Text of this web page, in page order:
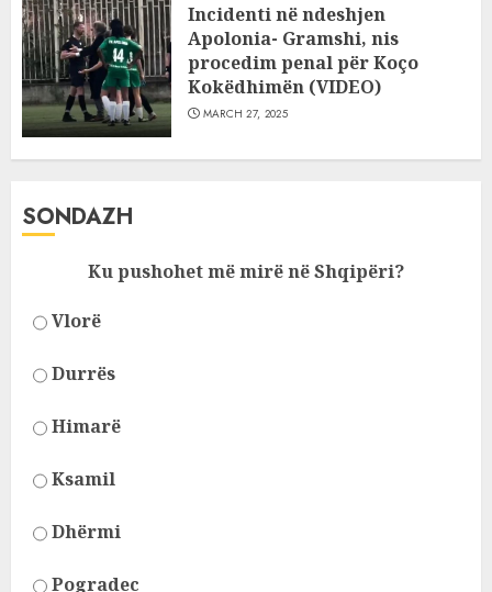
Incidenti në ndeshjen
Apolonia- Gramshi, nis
procedim penal për Koço
Kokëdhimën (VIDEO)
MARCH 27, 2025
SONDAZH
Ku pushohet më mirë në Shqipëri?
Vlorë
Durrës
Himarë
Ksamil
Dhërmi
Pogradec